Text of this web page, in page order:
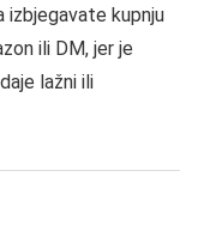
izbjegavate kupnju
ili DM, jer je
lažni ili